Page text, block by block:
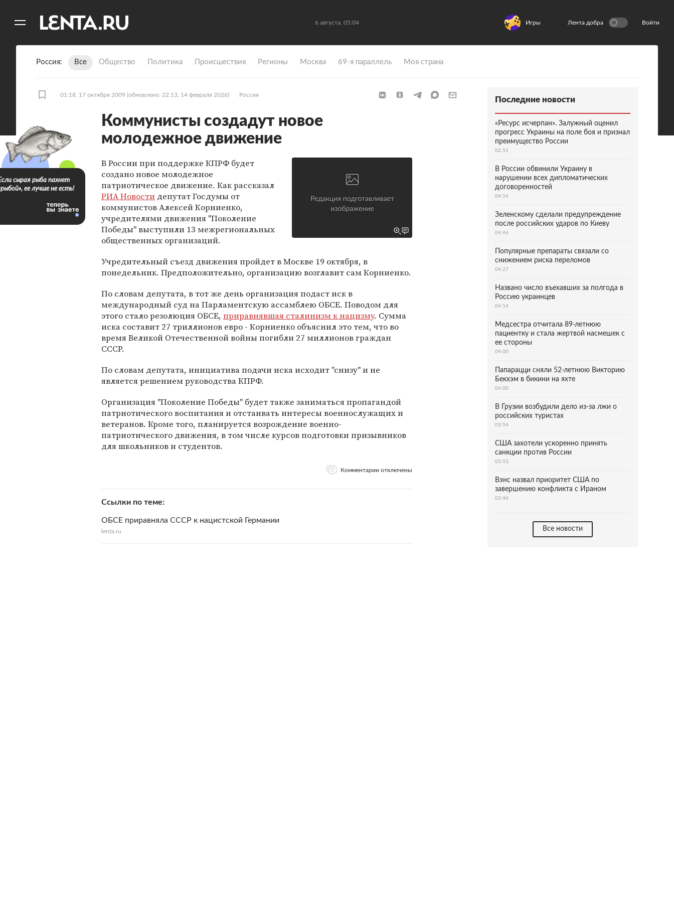
6 августа, 05:04 Игры Лента добра Войти
Россия Все Общество Политика Происшествия Регионы Москва 69-я параллель Моя страна
01:18, 17 октября 2009 (обновлено: 22:13, 14 февраля 2026) Россия
Коммунисты создадут новое
молодежное движение
В России при поддержке КПРФ будет
создано новое молодежное
патриотическое движение. Как рассказал
РИА Новости депутат Госдумы от
коммунистов Алексей Корниенко,
учредителями движения "Поколение
Победы" выступили 13 межрегиональных
общественных организаций.
Учредительный съезд движения пройдет в Москве 19 октября, в
понедельник. Предположительно, организацию возглавит сам Корниенко.
По словам депутата, в тот же день организация подаст иск в
международный суд на Парламентскую ассамблею ОБСЕ. Поводом для
этого стало резолюция ОБСЕ, приравнявшая сталинизм к нацизму. Сумма
иска составит 27 триллионов евро - Корниенко объяснил это тем, что во
время Великой Отечественной войны погибли 27 миллионов граждан
СССР.
По словам депутата, инициатива подачи иска исходит "снизу" и не
является решением руководства КПРФ.
Организация "Поколение Победы" будет также заниматься пропагандой
патриотического воспитания и отстаивать интересы военнослужащих и
ветеранов. Кроме того, планируется возрождение военно-
патриотического движения, в том числе курсов подготовки призывников
для школьников и студентов.
Комментарии отключены
Ссылки по теме
ОБСЕ приравняла СССР к нацистской Германии
lenta.ru
сырая рыба пахнет
ее лучше не есть!
Последние новости
«Ресурс исчерпан». Залужный оценил
прогресс Украины на поле боя и признал
преимущество России
02:51
В России обвинили Украину в
нарушении всех дипломатических
договоренностей
04:54
Зеленскому сделали предупреждение
после российских ударов по Киеву
04:46
Популярные препараты связали со
снижением риска переломов
04:27
Названо число въехавших за полгода в
Россию украинцев
04:14
Медсестра отчитала 89-летнюю
пациентку и стала жертвой насмешек с
ее стороны
04:00
Папарацци сняли 52-летнюю Викторию
Бекхэм в бикини на яхте
04:00
В Грузии возбудили дело из-за лжи о
российских туристах
03:54
США захотели ускоренно принять
санкции против России
03:53
Вэнс назвал приоритет США по
завершению конфликта с Ираном
03:46
Все новости